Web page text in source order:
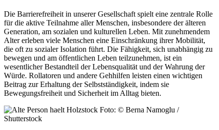
Die Barrierefreiheit in unserer Gesellschaft spielt eine zentrale Rolle
für die aktive Teilnahme aller Menschen, insbesondere der älteren
Generation, am sozialen und kulturellen Leben. Mit zunehmendem
Alter erleben viele Menschen eine Einschränkung ihrer Mobilität,
die oft zu sozialer Isolation führt. Die Fähigkeit, sich unabhängig zu
bewegen und am öffentlichen Leben teilzunehmen, ist ein
wesentlicher Bestandteil der Lebensqualität und der Wahrung der
Würde. Rollatoren und andere Gehhilfen leisten einen wichtigen
Beitrag zur Erhaltung der Selbstständigkeit, indem sie
Bewegungsfreiheit und Sicherheit im Alltag bieten.
Foto: © Berna Namoglu /
Shutterstock